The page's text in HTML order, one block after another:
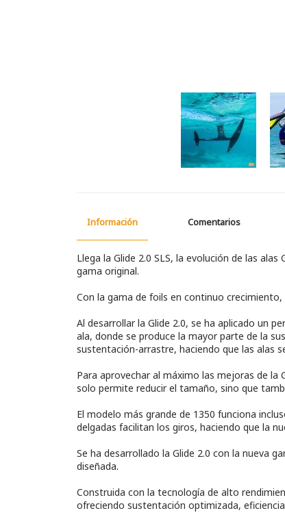
Información Comentarios
Llega la Glide 2.0 SLS, la evolución de las
gama original.
Con la gama de foils en continuo
Al desarrollar la Glide 2.0, se ha aplicado un
ala, donde se produce la mayor parte de la
sustentación-arrastre, haciendo que las alas
Para aprovechar al máximo las mejoras de
solo permite reducir el tamaño, sino que
El modelo más grande de 1350 funciona
delgadas facilitan los giros, haciendo que la
Se ha desarrollado la Glide 2.0 con la nueva
diseñada.
Construida con la tecnología de alto
ofreciendo sustentación optimizada,